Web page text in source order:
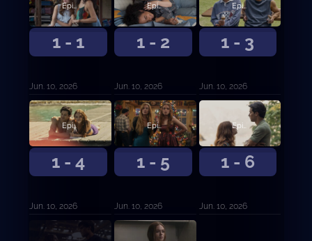
1 - 1
Episodio 1
Jun. 10, 2026
1 - 2
Episodio 2
Jun. 10, 2026
1 - 3
Episodio 3
Jun. 10, 2026
1 - 4
Episodio 4
Jun. 10, 2026
1 - 5
Episodio 5
Jun. 10, 2026
1 - 6
Episodio 6
Jun. 10, 2026